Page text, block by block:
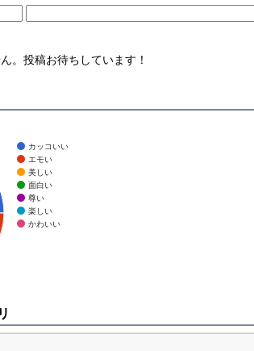
。投稿お待ちしています！
カッコいい
エモい
美しい
面白い
尊い
楽しい
かわいい